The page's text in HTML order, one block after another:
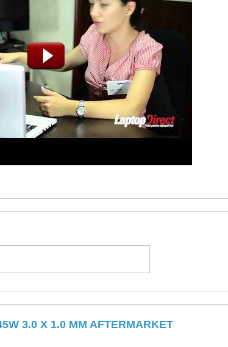
3.0 X 1.0 MM AFTERMARKET